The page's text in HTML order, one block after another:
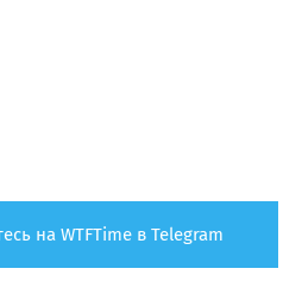
на WTFTime в Telegram